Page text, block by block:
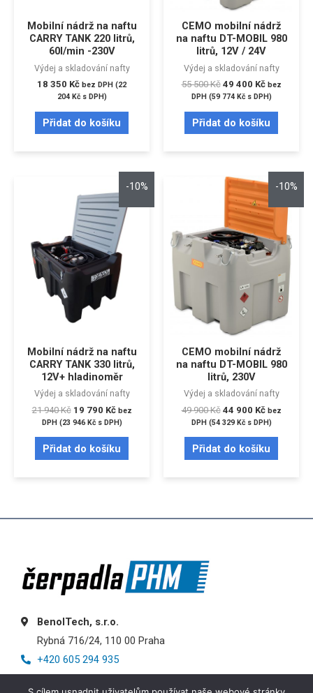
Mobilní nádrž na naftu
CARRY TANK 220 litrů,
60l/min -230V
Výdej a skladování nafty
18 350 Kč bez DPH (22
204 Kčs DPH)
Přidat do košíku
CEMO mobilní nádrž
na naftu DT-MOBIL 980
litrů, 12V / 24V
Výdej a skladování nafty
55 500Kč 49 400 Kč bez
DPH (59 774 Kčs DPH)
Přidat do košíku
-10%
Mobilní nádrž na naftu
CARRY TANK 330 litrů,
12V+ hladinoměr
Výdej a skladování nafty
21 940Kč 19 790 Kč bez
DPH (23 946 Kčs DPH)
Přidat do košíku
-10%
CEMO mobilní nádrž
na naftu DT-MOBIL 980
litrů, 230V
Výdej a skladování nafty
49 900Kč 44 900 Kč bez
DPH (54 329Kčs DPH)
Přidat do košíku
BenolTech, s.r.o.
Rybná 716/24, 110 00 Praha
+420 605 294 935
info@cerpadlaphm.cz